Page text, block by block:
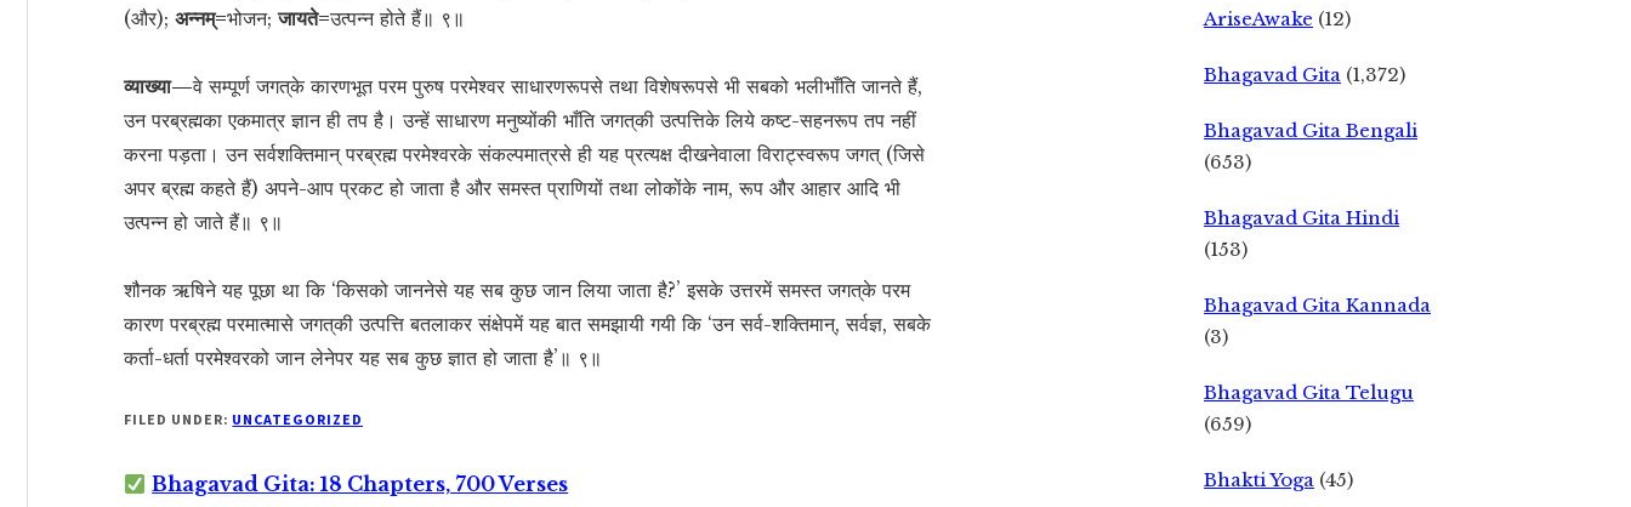
(और); अन्नम्=भोजन;जायते=उत्पन्न होते हैं॥ ९॥
व्याख्या—वे सम्पूर्ण जगत‍्के कारणभूत परम पुरुष परमेश्वर साधारणरूपसे तथा विशेषरूपसे भी सबको भलीभाँति जानते हैं,
उन परब्रह्मका एकमात्र ज्ञान ही तप है। उन्हें साधारण मनुष्योंकी भाँति जगत‍्की उत्पत्तिके लिये कष्ट-सहनरूप तप नहीं
करना पड़ता। उन सर्वशक्तिमान् परब्रह्म परमेश्वरके संकल्पमात्रसे ही यह प्रत्यक्ष दीखनेवाला विराट्स्वरूप जगत् (जिसे
अपर ब्रह्म कहते हैं) अपने-आप प्रकट हो जाता है और समस्त प्राणियों तथा लोकोंके नाम, रूप और आहार आदि भी
उत्पन्न हो जाते हैं॥ ९॥
शौनक ऋषिने यह पूछा था कि ‘किसको जाननेसे यह सब कुछ जान लिया जाता है?’ इसके उत्तरमें समस्त जगत‍्के परम
कारण परब्रह्म परमात्मासे जगत‍्की उत्पत्ति बतलाकर संक्षेपमें यह बात समझायी गयी कि ‘उन सर्व-शक्तिमान्, सर्वज्ञ, सबके
कर्ता-धर्ता परमेश्वरको जान लेनेपर यह सब कुछ ज्ञात हो जाता है’॥ ९॥
FILED UNDER: UNCATEGORIZED
Bhagavad Gita: 18 Chapters, 700 Verses
AriseAwake (12)
Bhagavad Gita (1,372)
Bhagavad Gita Bengali
(653)
Bhagavad Gita Hindi
(153)
Bhagavad Gita Kannada
(3)
Bhagavad Gita Telugu
(659)
Bhakti Yoga (45)